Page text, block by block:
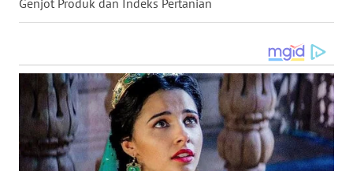
LESUNG
KARO
WN
SIMALUNGUN
WN